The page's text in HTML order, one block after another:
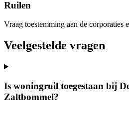
Ruilen
Vraag toestemming aan de corporaties
Veelgestelde vragen
Is woningruil toegestaan bij
Zaltbommel?